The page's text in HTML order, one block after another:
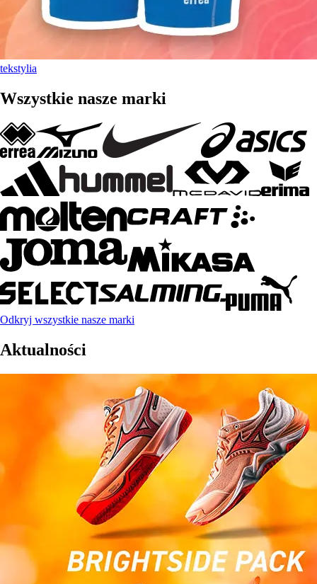
tekstylia
Wszystkie nasze marki
Odkryj wszystkie nasze marki
Aktualności